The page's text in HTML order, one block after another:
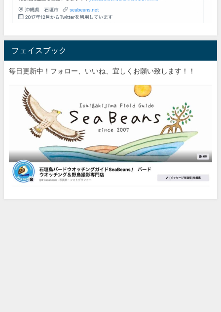
フェイスブック
毎日更新中！フォロー、いいね、宜しくお願い致します！！